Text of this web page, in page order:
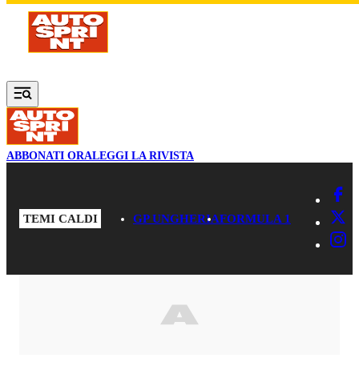
Vai al contenuto principale
ABBONATI ORALEGGI LA RIVISTA
TEMI CALDI GP UNGHERIAFORMULA 1